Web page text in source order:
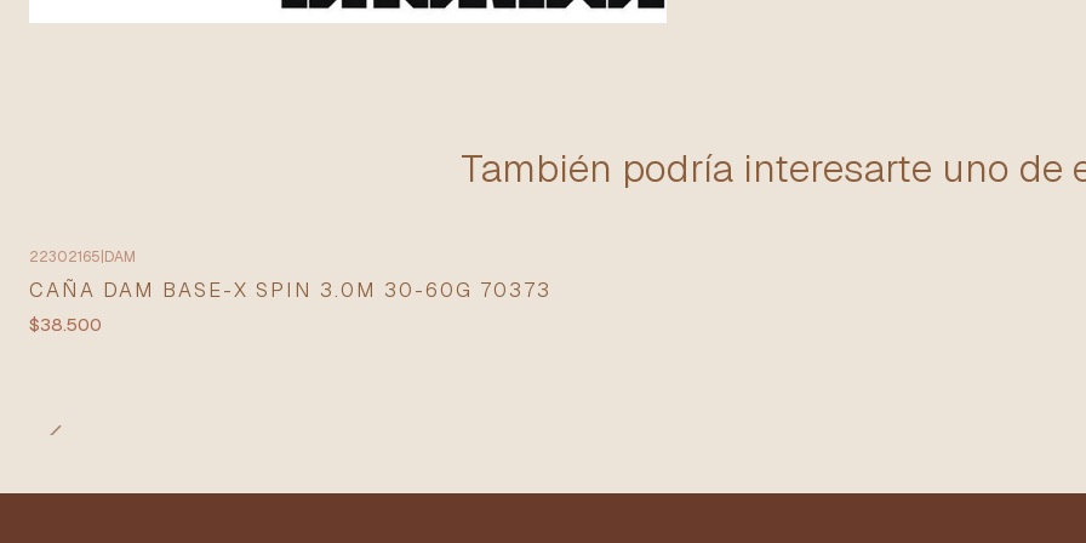
También podría interesarte uno de
22302165 DAM
CAÑA DAM BASE-X SPIN 3.0M 30-60G 70373
$38.500